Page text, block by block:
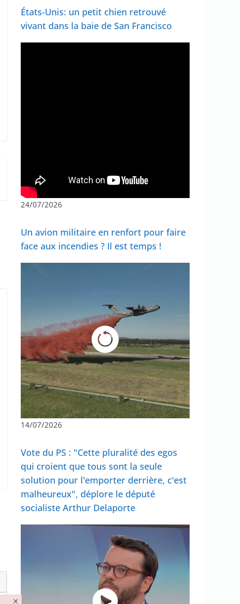
États-Unis: un petit chien retrouvé
vivant dans la baie de San Francisco
24/07/2026
Un avion militaire en renfort pour faire
face aux incendies ? Il est temps !
14/07/2026
Vote du PS : "Cette pluralité des egos
qui croient que tous sont la seule
solution pour l'emporter derrière, c'est
malheureux", déplore le député
socialiste Arthur Delaporte
×